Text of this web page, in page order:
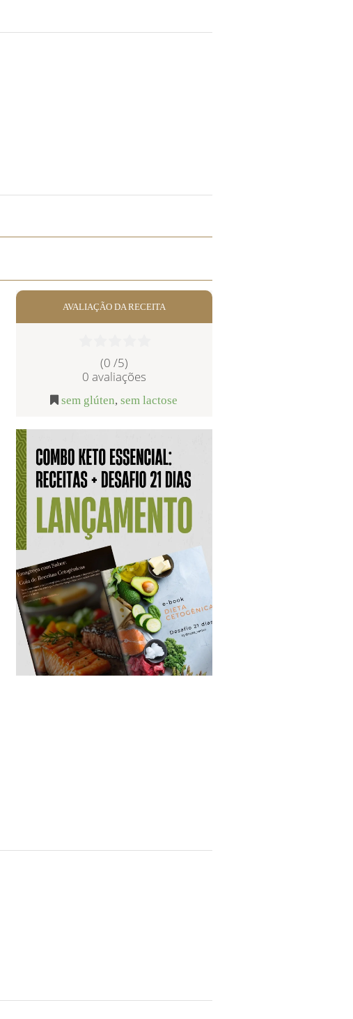
AVALIAÇÃO DA RECEITA
(0 /5)
0 avaliações
sem glúten,sem lactose